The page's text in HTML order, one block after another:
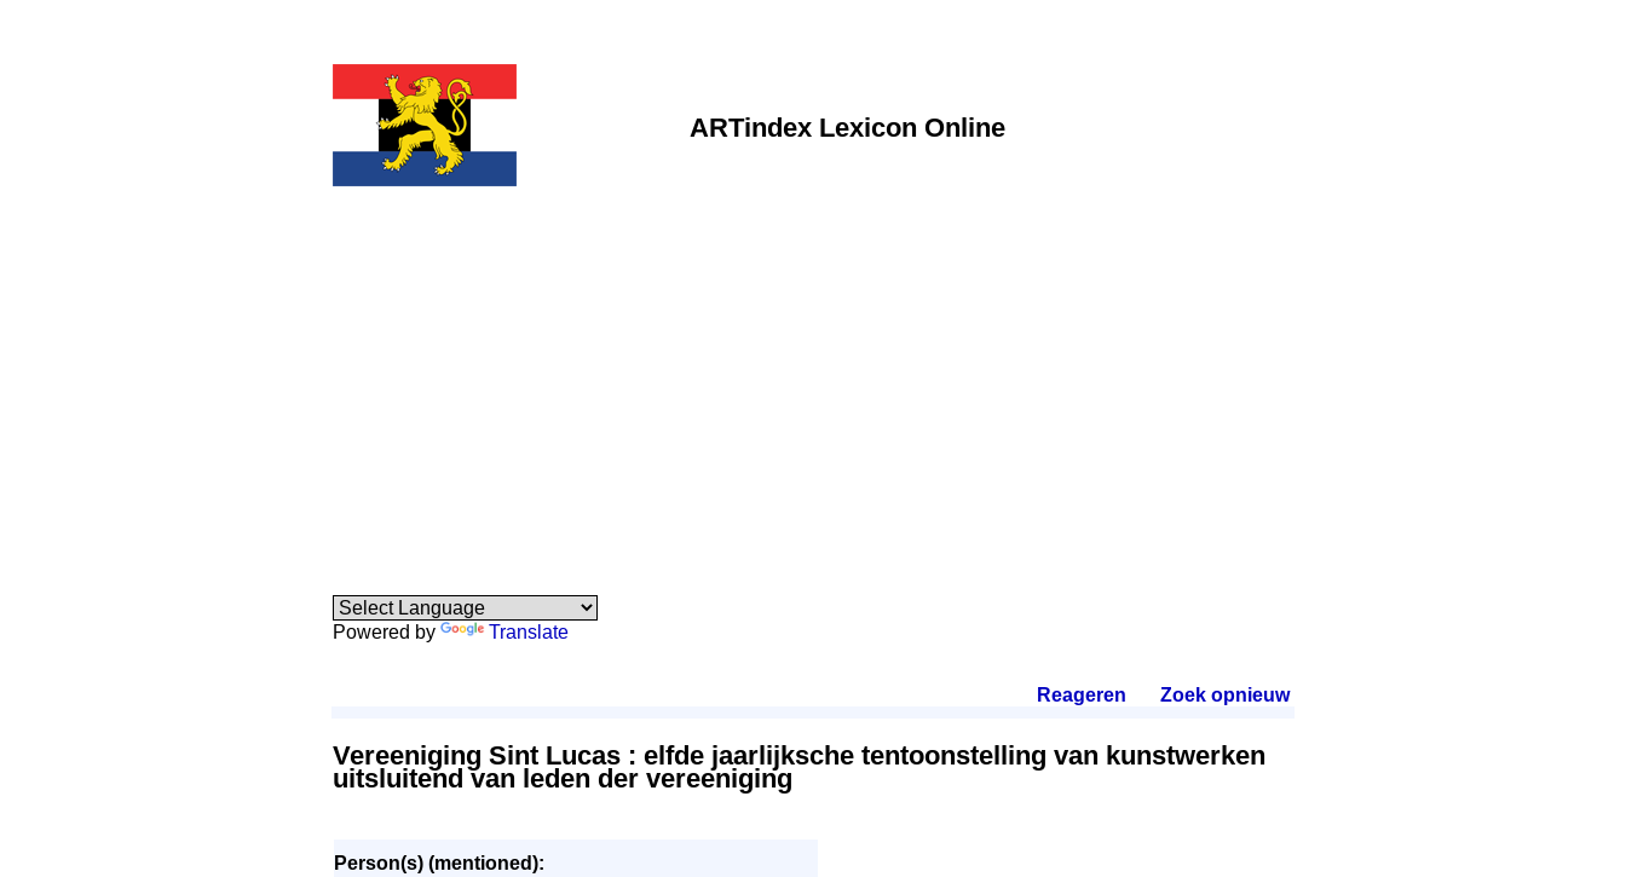
ARTindex Lexicon Online
Powered by Translate
Reageren Zoek opnieuw.
Vereeniging Sint Lucas : elfde jaarlijksche tentoonstelling van kunstwerken
uitsluitend van leden der vereeniging
Person(s) (mentioned):